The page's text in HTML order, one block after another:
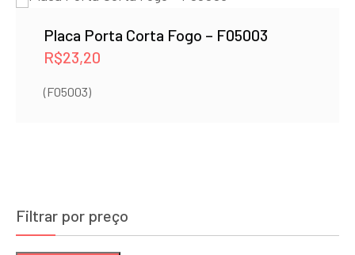
Placa Porta Corta Fogo – F05003
R$23,20
(F05003)
Filtrar por preço